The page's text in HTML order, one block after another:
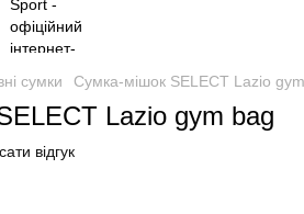
сумки Сумка-мішок SELECT Lazio
Lazio gym bag
відгук